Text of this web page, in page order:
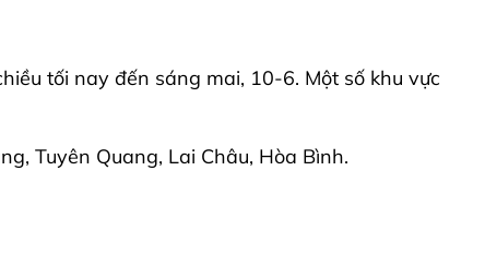
tối nay đến sáng mai, 10-6. Một số khu vực
Tuyên Quang, Lai Châu, Hòa Bình.